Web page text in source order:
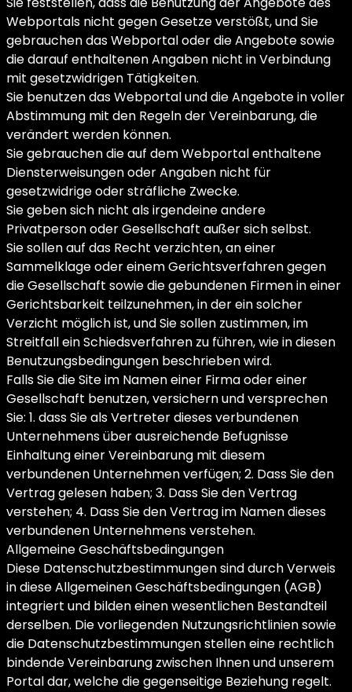
Webportals nicht gegen Gesetze verstößt, und Sie
gebrauchen das Webportal oder die Angebote sowie
die darauf enthaltenen Angaben nicht in Verbindung
mit gesetzwidrigen Tätigkeiten.
Sie benutzen das Webportal und die Angebote in voller
Abstimmung mit den Regeln der Vereinbarung, die
verändert werden können.
Sie gebrauchen die auf dem Webportal enthaltene
Diensterweisungen oder Angaben nicht für
gesetzwidrige oder sträfliche Zwecke.
Sie geben sich nicht als irgendeine andere
Privatperson oder Gesellschaft außer sich selbst.
Sie sollen auf das Recht verzichten, an einer
Sammelklage oder einem Gerichtsverfahren gegen
die Gesellschaft sowie die gebundenen Firmen in einer
Gerichtsbarkeit teilzunehmen, in der ein solcher
Verzicht möglich ist, und Sie sollen zustimmen, im
Streitfall ein Schiedsverfahren zu führen, wie in diesen
Benutzungsbedingungen beschrieben wird.
Falls Sie die Site im Namen einer Firma oder einer
Gesellschaft benutzen, versichern und versprechen
Sie: 1. dass Sie als Vertreter dieses verbundenen
Unternehmens über ausreichende Befugnisse
Einhaltung einer Vereinbarung mit diesem
verbundenen Unternehmen verfügen; 2. Dass Sie den
Vertrag gelesen haben; 3. Dass Sie den Vertrag
verstehen; 4. Dass Sie den Vertrag im Namen dieses
verbundenen Unternehmens verstehen.
Allgemeine Geschäftsbedingungen
Diese Datenschutzbestimmungen sind durch Verweis
in diese Allgemeinen Geschäftsbedingungen (AGB)
integriert und bilden einen wesentlichen Bestandteil
derselben. Die vorliegenden Nutzungsrichtlinien sowie
die Datenschutzbestimmungen stellen eine rechtlich
bindende Vereinbarung zwischen Ihnen und unserem
Portal dar, welche die gegenseitige Beziehung regelt.